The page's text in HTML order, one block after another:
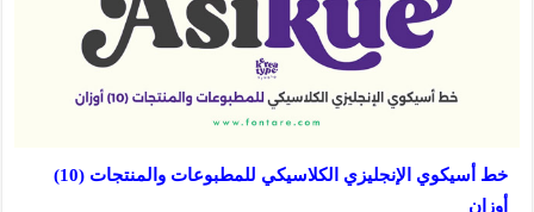
خط أسيكوي الإنجليزي الكلاسيكي للمطبوعات والمنتجات (10)
أوزان